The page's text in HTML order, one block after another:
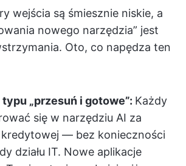
wejścia są śmiesznie niskie, a
nowego narzędzia” jest
Oto, co napędza ten
„przesuń i gotowe”: Każdy
się w narzędziu AI za
— bez konieczności
działu IT. Nowe aplikacje